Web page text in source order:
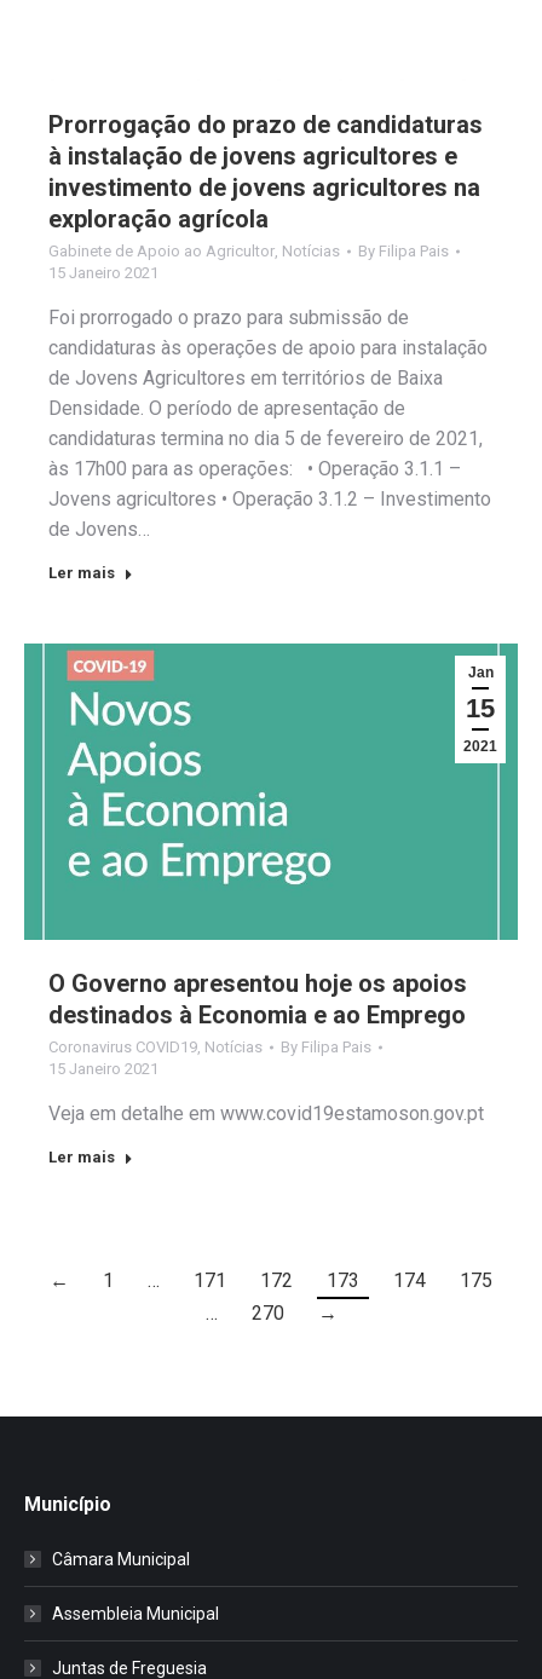
Prorrogação do prazo de candidaturas
à instalação de jovens agricultores e
investimento de jovens agricultores na
exploração agrícola
Gabinete de Apoio ao Agricultor Notícias By Filipa Pais
15 Janeiro 2021
Foi prorrogado o prazo para submissão de
candidaturas às operações de apoio para instalação
de Jovens Agricultores em territórios de Baixa
Densidade. O período de apresentação de
candidaturas termina no dia 5 de fevereiro de 2021,
às 17h00 para as operações: • Operação 3.1.1 –
Jovens agricultores • Operação 3.1.2 – Investimento
de Jovens…
Ler mais
Jan
15
2021
O Governo apresentou hoje os apoios
destinados à Economia e ao Emprego
Coronavirus COVID19 Notícias By Filipa Pais
15 Janeiro 2021
Veja em detalhe em www.covid19estamoson.gov.pt
Ler mais
← 1 … 171 172 173 174
175
…
270 →
Município
Câmara Municipal
Assembleia Municipal
Juntas de Freguesia